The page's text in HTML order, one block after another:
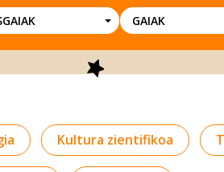
GAIAK
Kultura zientifikoa